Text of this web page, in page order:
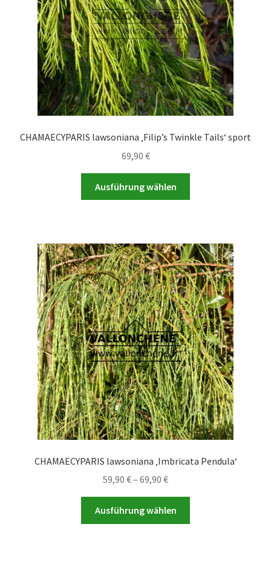
der
Produktseite
gewählt
werden
CHAMAECYPARIS lawsoniana ‚Filip’s Twinkle Tails‘ sport
69,90 €
Ausführung wählen
auf.
Die
Optionen
können
auf
der
Produktseite
gewählt
werden
CHAMAECYPARIS lawsoniana ‚Imbricata Pendula‘
59,90 €– 69,90 €Preisspanne:
59,90 €
bis
69,90 €
Ausführung wählen